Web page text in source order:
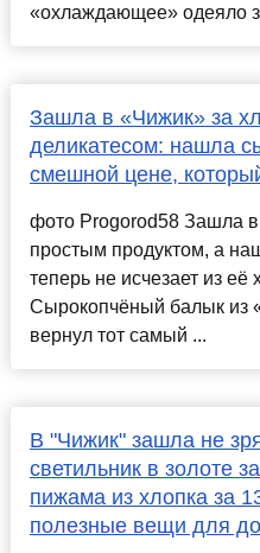
«охлаждающее» одеяло
Зашла в «Чижик» за
деликатесом: нашла
смешной цене,
фото Progorod58 Зашла
простым продуктом, а
теперь не исчезает из её
Сырокопчёный балык из
вернул тот самый ...
В "Чижик" зашла не
светильник в золоте
пижама из хлопка за
полезные вещи для